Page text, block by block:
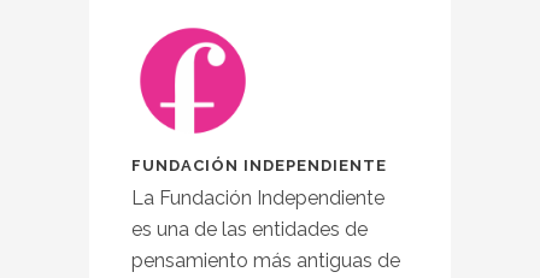
FUNDACIÓN INDEPENDIENTE
La Fundación Independiente
es una de las entidades de
pensamiento más antiguas de